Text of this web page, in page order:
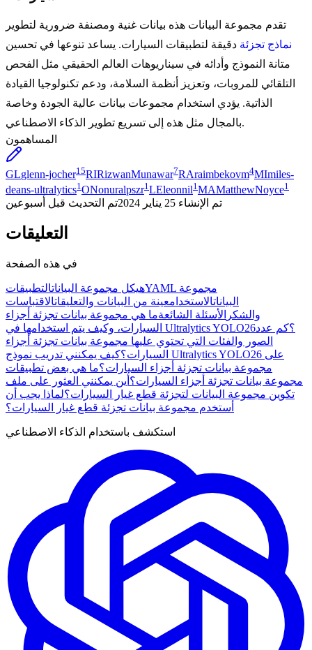
تقدم مجموعة البيانات هذه بيانات غنية ومصنفة ضرورية لتطوير
نماذج تجزئة دقيقة لتطبيقات السيارات. يساعد تنوعها في تحسين
متانة النموذج وأدائه في سيناريوهات العالم الحقيقي مثل الفحص
التلقائي للمروبات، وتعزيز أنظمة السلامة، ودعم تكنولوجيا القيادة
الذاتية. يؤدي استخدام مجموعات بيانات عالية الجودة وخاصة
بالمجال مثل هذه إلى تسريع تطوير الذكاء الاصطناعي.
المساهمون
GLglenn-jocher15RIRizwanMunawar7RAraimbekovm4MImiles-
deans-ultralytics1ONonuralpszr1LEleonnil1MAMatthewNoyce1
تم الإنشاء 25 يناير 2024 تم التحديث قبل أسبوعين
التعليقات
في هذه الصفحة
هيكل مجموعة البياناتالتطبيقات
YAML مجموعة
البياناتالاستخدامعينة من البيانات والتعليقاتالاقتباسات
والشكر الأسئلة الشائعةما هي مجموعة بيانات تجزئة أجزاء
السيارات، وكيف يتم استخدامها في Ultralytics YOLO26؟كم عدد
الصور والفئات التي تحتوي عليها مجموعة بيانات تجزئة أجزاء
السيارات؟كيف يمكنني تدريب نموذج Ultralytics YOLO26 على
مجموعة بيانات تجزئة أجزاء السيارات؟ما هي بعض تطبيقات
مجموعة بيانات تجزئة أجزاء السيارات؟ أين يمكنني العثور على ملف
تكوين مجموعة البيانات لتجزئة قطع غيار السيارات؟لماذا يجب أن
أستخدم مجموعة بيانات تجزئة قطع غيار السيارات؟
استكشف باستخدام الذكاء الاصطناعي